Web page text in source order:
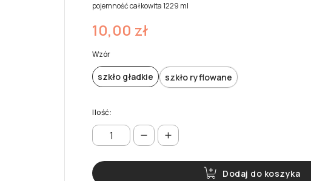
pojemność całkowita 1229 ml
10,00 zł
Wzór
szkło gładkie szkło ryflowane
Ilość:
Dodaj do koszyka